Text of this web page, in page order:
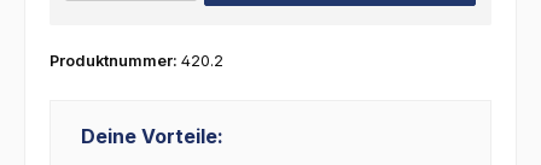
Produktnummer: 420.2
Deine Vorteile: